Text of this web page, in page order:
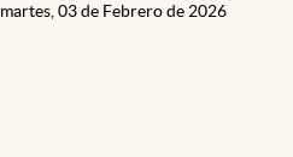
martes, 03 de Febrero de 2026